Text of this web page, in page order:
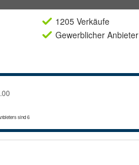
1205 Verkäufe
Gewerblicher Anbieter